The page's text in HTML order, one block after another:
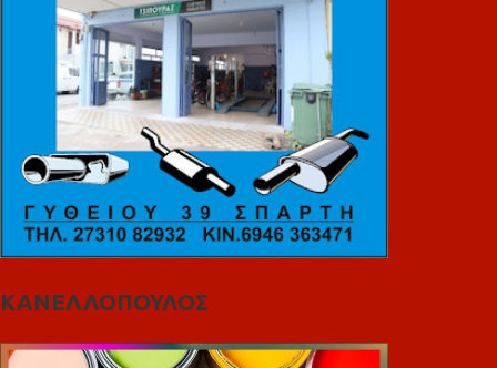
ΚΑΝΕΛΛΟΠΟΥΛΟΣ